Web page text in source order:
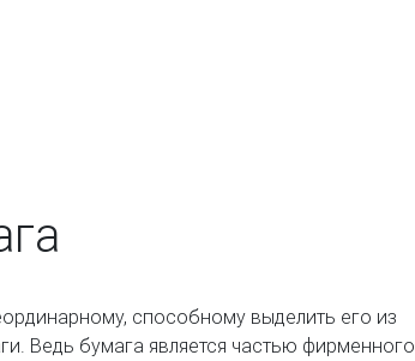
способному выделить его из
Ведь бумага является частью фирменного